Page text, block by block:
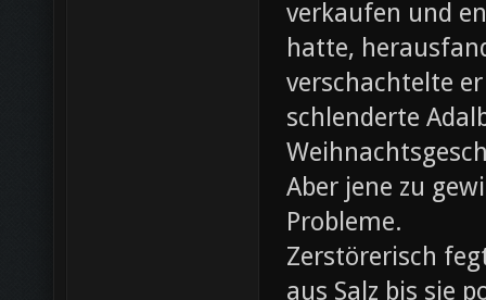
verkaufen und
hatte,
verschachtelte
schlenderte
Aber jene zu
Probleme.
Zerstörerisch
aus Salz bis sie